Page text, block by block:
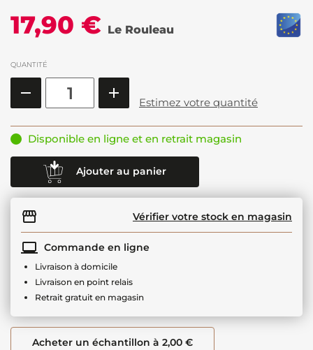
17,90 € Le Rouleau
QUANTITÉ
Estimez votre quantité
Disponible en ligne et en retrait magasin
Ajouter au panier
Vérifier votre stock en magasin
Commande en ligne
Livraison à domicile
Livraison en point relais
Retrait gratuit en magasin
Acheter un échantillon à 2,00 €